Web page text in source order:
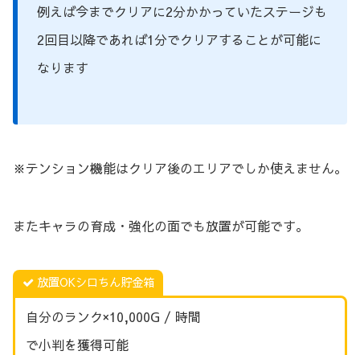
例えば今までクリアに2分かかっていたステージも
2回目以降であれば1分でクリアすることが可能に
なります
※テンション機能はクリア後のエリアでしか使えません。
またキャラの育成・強化の面でも放置が可能です。
放置OKシロちん貯金箱
自分のランク×10,000G / 時間
で小判を獲得可能